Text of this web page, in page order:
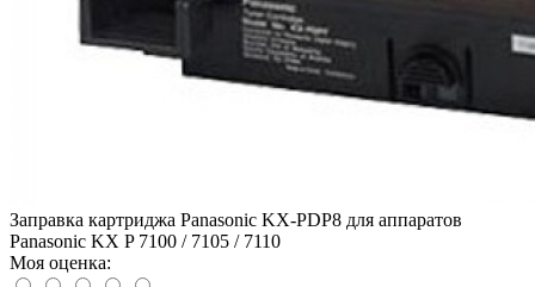
Заправка картриджа Panasonic KX-PDP8 для аппаратов
Panasonic KX P 7100 / 7105 / 7110
Моя оценка: